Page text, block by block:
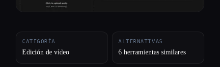
CATEGORÍA
Edición de vídeo
ALTERNATIVAS
6 herramientas similares